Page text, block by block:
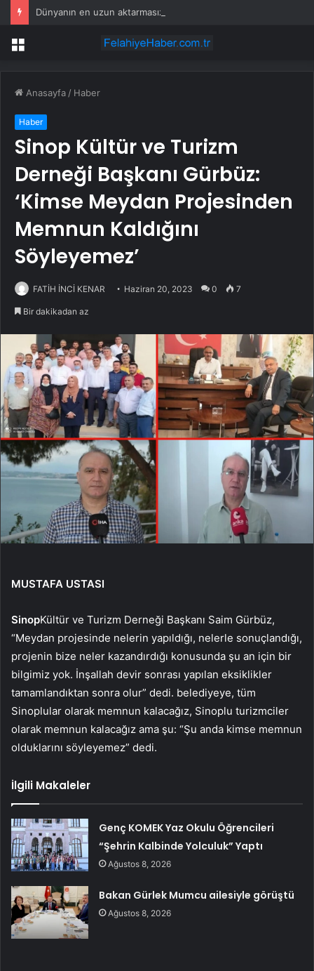
Menü
Anasayfa / Haber
Haber
Sinop Kültür ve Turizm
Derneği Başkanı Gürbüz:
‘Kimse Meydan Projesinden
Memnun Kaldığını
Söyleyemez’
FATİH İNCİ KENAR Haziran 20, 2023 0 7
Bir dakikadan az
MUSTAFA USTASI
SinopKültür ve Turizm Derneği Başkanı Saim Gürbüz,
“Meydan projesinde nelerin yapıldığı, nelerle sonuçlandığı,
projenin bize neler kazandırdığı konusunda şu an için bir
bilgimiz yok. İnşallah devir sonrası yapılan eksiklikler
tamamlandıktan sonra olur” dedi. belediyeye, tüm
Sinoplular olarak memnun kalacağız, Sinoplu turizmciler
olarak memnun kalacağız ama şu: “Şu anda kimse memnun
olduklarını söyleyemez” dedi.
İlgili Makaleler
Genç KOMEK Yaz Okulu Öğrencileri
“Şehrin Kalbinde Yolculuk” Yaptı
Ağustos 8, 2026
Bakan Gürlek Mumcu ailesiyle görüştü
Ağustos 8, 2026